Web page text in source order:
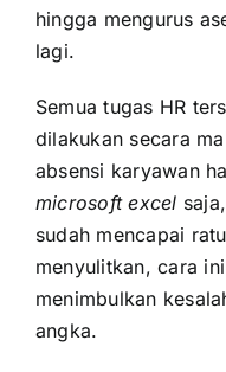
hingga mengurus
lagi.
Semuatugas HR
dilakukan secara
absensi karyawan
microsoft excel
sudah mencapai
menyulitkan, cara
menimbulkan
angka.